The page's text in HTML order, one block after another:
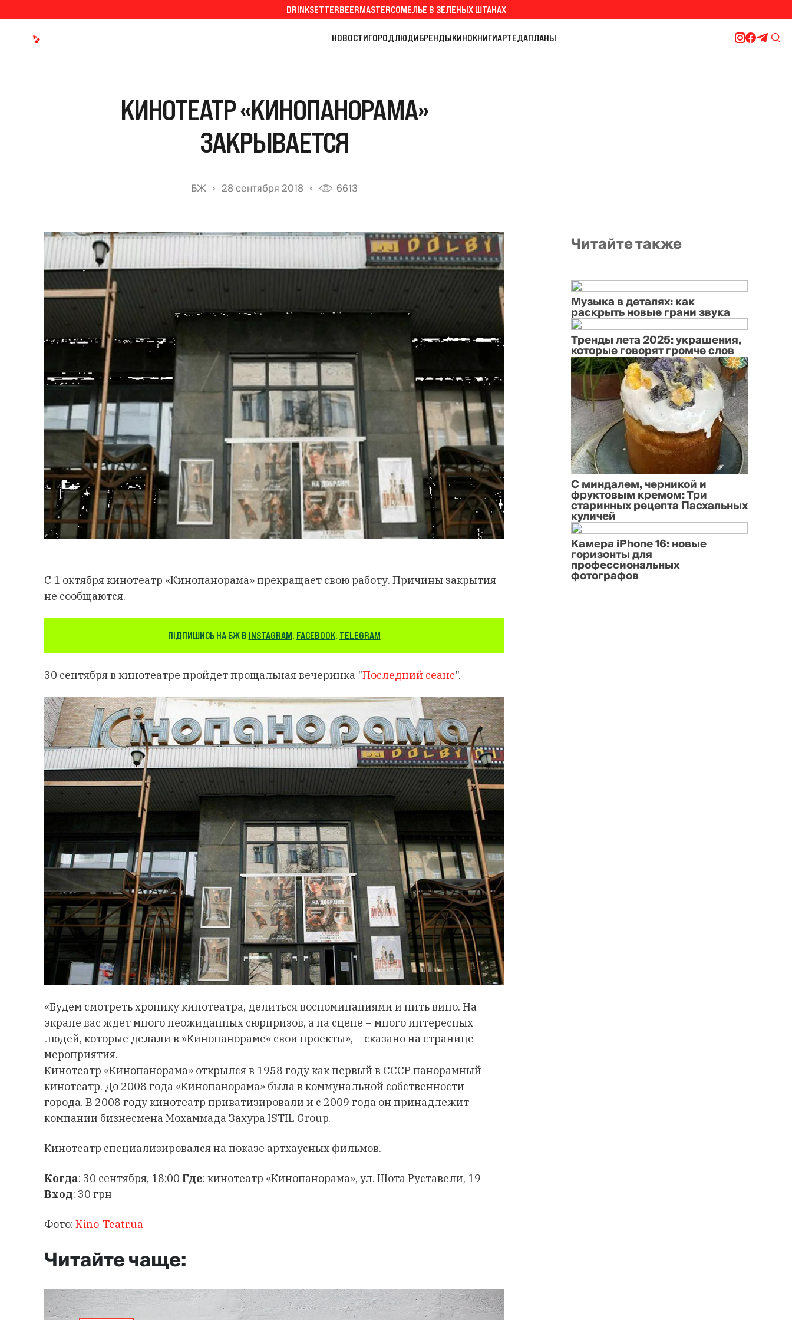
DRINKSETTERBEERMASTERСОМЕЛЬЕ В ЗЕЛЕНЫХ ШТАНАХ
НОВОСТИГОРОДЛЮДИБРЕНДЫКИНОКНИГИАРТЕДАПЛАНЫ
КИНОТЕАТР «КИНОПАНОРАМА»
ЗАКРЫВАЕТСЯ
БЖ 28 сентября 2018 6613
С 1 октября кинотеатр «Кинопанорама» прекращает свою работу. Причины закрытия
не сообщаются.
ПІДПИШИСЬ НА БЖ В INSTAGRAM, FACEBOOK, TELEGRAM
30 сентября в кинотеатре пройдет прощальная вечеринка "Последний сеанс".
«Будем смотреть хронику кинотеатра, делиться воспоминаниями и пить вино. На
экране вас ждет много неожиданных сюрпризов, а на сцене – много интересных
людей, которые делали в »Кинопанораме« свои проекты», – сказано на странице
мероприятия.
Кинотеатр «Кинопанорама» открылся в 1958 году как первый в СССР панорамный
кинотеатр. До 2008 года «Кинопанорама» была в коммунальной собственности
города. В 2008 году кинотеатр приватизировали и с 2009 года он принадлежит
компании бизнесмена Мохаммада Захура ISTIL Group.
Кинотеатр специализировался на показе артхаусных фильмов.
Когда: 30 сентября, 18:00 Где: кинотеатр «Кинопанорама», ул. Шота Руставели, 19
Вход: 30 грн
Фото: Kino-Teatr.ua
Читайте чаще:
Читайте также
Музыка в деталях: как
раскрыть новые грани звука
Тренды лета 2025: украшения,
которые говорят громче слов
С миндалем, черникой и
фруктовым кремом: Три
старинных рецепта Пасхальных
куличей
Камера iPhone 16: новые
горизонты для
профессиональных
фотографов